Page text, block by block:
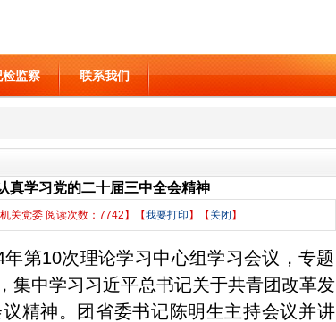
检监察 联系我们
真学习党的二十届三中全会精神
关党委 阅读次数：7742】【我要打印 】【 关闭 】
第10次理论学习中心组学习会议，专题
集中学习习近平总书记关于共青团改革发
精神。团省委书记陈明生主持会议并讲